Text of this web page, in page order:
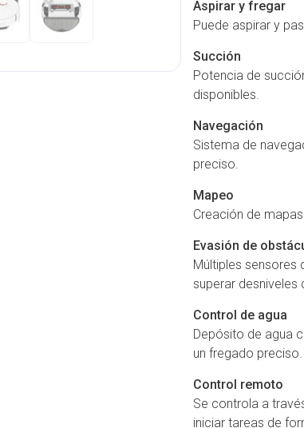
Aspirar y fregar
Puede aspirar y
Succión
Potencia de
disponibles.
Navegación
Sistema de
preciso.
Mapeo
Creación de
Evasión de
Múltiples sensores
superar
Control de agua
Depósito de agua
un fregado preciso.
Control remoto
Se controla a
iniciar tareas de